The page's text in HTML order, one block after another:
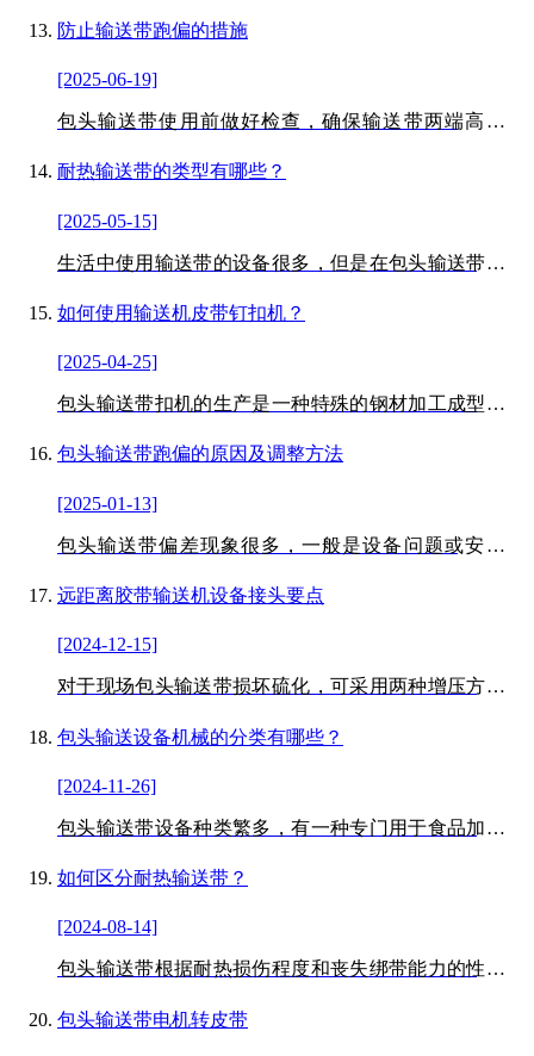
推广企业的设施方案，充分发挥团队的综合智慧，改进
进行应用，使企业的生产设备发挥了一定的作用，快速
防止输送带跑偏的措施
[2025-06-19]
包头输送带使用前做好检查，确保输送带两端高度相
得更紧。首先，微量调整。如果调试后仍然无法恢复正
时，注意速度慢，保证机器和人员的安全。
耐热输送带的类型有哪些？
[2025-05-15]
生活中使用输送带的设备很多，但是在包头输送带的种
如何使用输送机皮带钉扣机？
[2025-04-25]
包头输送带扣机的生产是一种特殊的钢材加工成型，装
劳动强度的良好特点。
包头输送带跑偏的原因及调整方法
[2025-01-13]
包头输送带偏差现象很多，一般是设备问题或安装问
远距离胶带输送机设备接头要点
[2024-12-15]
对于现场包头输送带损坏硫化，可采用两种增压方法，
同阶段的增压。
包头输送设备机械的分类有哪些？
[2024-11-26]
包头输送带设备种类繁多，有一种专门用于食品加工运
和型号？
如何区分耐热输送带？
[2024-08-14]
包头输送带根据耐热损伤程度和丧失绑带能力的性能等
橡胶生产加工的覆盖比，高强度渗透聚酯帆布和棉帆布
包头输送带电机转皮带